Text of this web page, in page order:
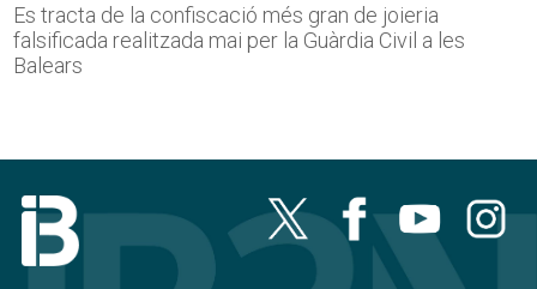
Es tracta de la confiscació més gran de joieria
falsificada realitzada mai per la Guàrdia Civil a les
Balears